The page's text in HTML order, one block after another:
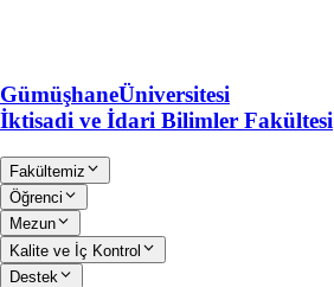
GümüşhaneÜniversitesi
İktisadi ve İdari Bilimler Fakültesi
Fakültemiz
Öğrenci
Mezun
Kalite ve İç Kontrol
Destek